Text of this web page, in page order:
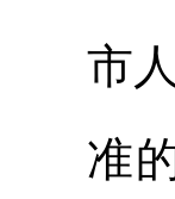
市
准